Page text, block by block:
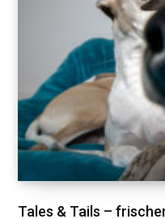
Tales & Tails –